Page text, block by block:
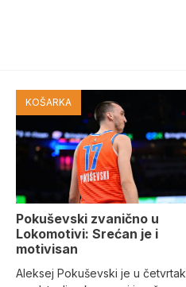
KOŠARKA
Pokuševski zvanično u
Lokomotivi: Srećan je i
motivisan
Aleksej Pokuševski je u četvrtak